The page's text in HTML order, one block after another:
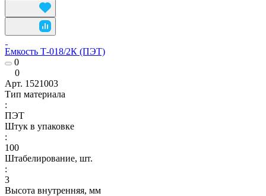
Емкость Т-018/2К (ПЭТ)
0
0
Арт. 1521003
Тип материала
:
ПЭТ
Штук в упаковке
:
100
Штабелирование, шт.
:
3
Высота внутренняя, мм